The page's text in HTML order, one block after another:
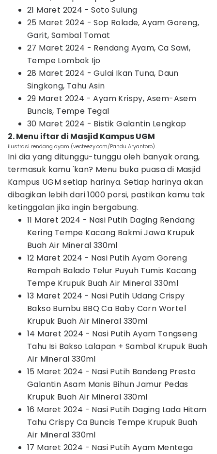
21 Maret 2024 - Soto Sulung
25 Maret 2024 - Sop Rolade, Ayam Goreng,
Garit, Sambal Tomat
27 Maret 2024 - Rendang Ayam, Ca Sawi,
Tempe Lombok Ijo
28 Maret 2024 - Gulai Ikan Tuna, Daun
Singkong, Tahu Asin
29 Maret 2024 - Ayam Krispy, Asem-Asem
Buncis, Tempe Tegal
30 Maret 2024 - Bistik Galantin Lengkap
2. Menu iftar di Masjid Kampus UGM
ilustrasi rendang ayam (vecteezy.com/Pandu Aryantoro)
Ini dia yang ditunggu-tunggu oleh banyak orang,
termasuk kamu 'kan? Menu buka puasa di Masjid
Kampus UGM setiap harinya. Setiap harinya akan
dibagikan lebih dari 1000 porsi, pastikan kamu tak
ketinggalan jika ingin bergabung.
11 Maret 2024 - Nasi Putih Daging Rendang
Kering Tempe Kacang Bakmi Jawa Krupuk
Buah Air Mineral 330ml
12 Maret 2024 - Nasi Putih Ayam Goreng
Rempah Balado Telur Puyuh Tumis Kacang
Tempe Krupuk Buah Air Mineral 330ml
13 Maret 2024 - Nasi Putih Udang Crispy
Bakso Bumbu BBQ Ca Baby Corn Wortel
Krupuk Buah Air Mineral 330ml
14 Maret 2024 - Nasi Putih Ayam Tongseng
Tahu Isi Bakso Lalapan + Sambal Krupuk Buah
Air Mineral 330ml
15 Maret 2024 - Nasi Putih Bandeng Presto
Galantin Asam Manis Bihun Jamur Pedas
Krupuk Buah Air Mineral 330ml
16 Maret 2024 - Nasi Putih Daging Lada Hitam
Tahu Crispy Ca Buncis Tempe Krupuk Buah
Air Mineral 330ml
17 Maret 2024 - Nasi Putih Ayam Mentega